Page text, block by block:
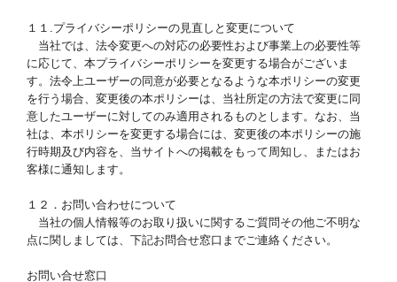
１１.プライバシーポリシーの見直しと変更について
当社では、法令変更への対応の必要性および事業上の必要性等
に応じて、本プライバシーポリシーを変更する場合がございま
す。法令上ユーザーの同意が必要となるような本ポリシーの変更
を行う場合、変更後の本ポリシーは、当社所定の方法で変更に同
意したユーザーに対してのみ適用されるものとします。なお、当
社は、本ポリシーを変更する場合には、変更後の本ポリシーの施
行時期及び内容を、当サイトへの掲載をもって周知し、またはお
客様に通知します。
１２．お問い合わせについて
当社の個人情報等のお取り扱いに関するご質問その他ご不明な
点に関しましては、下記お問合せ窓口までご連絡ください。
お問い合せ窓口